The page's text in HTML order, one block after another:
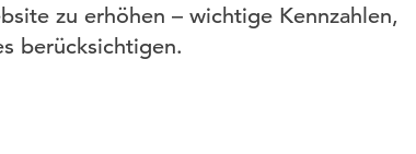
zu erhöhen – wichtige Kennzahlen,
berücksichtigen.